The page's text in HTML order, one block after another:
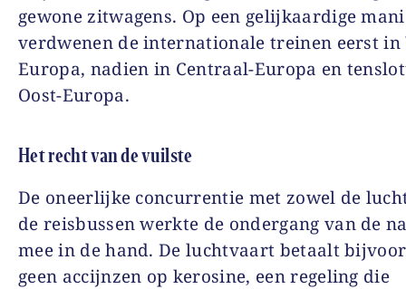
gewone zitwagens. Op een gelijkaardige
verdwenen de internationale treinen eerst in
Europa, nadien in Centraal-Europa en
Oost-Europa.
Het recht van de vuilste
De oneerlijke concurrentie met zowel de
de reisbussen werkte de ondergang van de
mee in de hand. De luchtvaart betaalt
geen accijnzen op kerosine, een regeling die